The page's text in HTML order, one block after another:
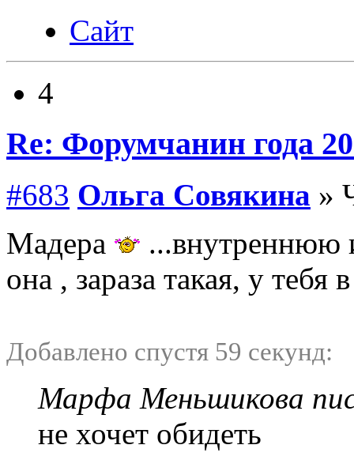
Сайт
4
Re: Форумчанин
#683 Ольга Совякина »
Мадера
...внутреннюю
она , зараза такая, у
Добавлено спустя 59 секунд:
Марфа Меньшикова
не хочет обидеть